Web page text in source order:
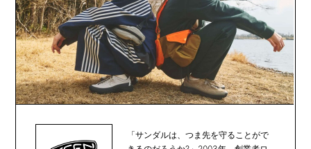
「サンダルは、つま先を守ることがで